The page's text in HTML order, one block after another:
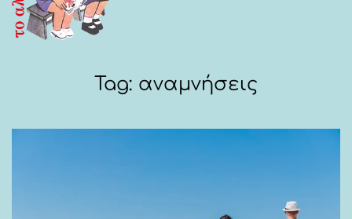
Tag: αναμνήσεις